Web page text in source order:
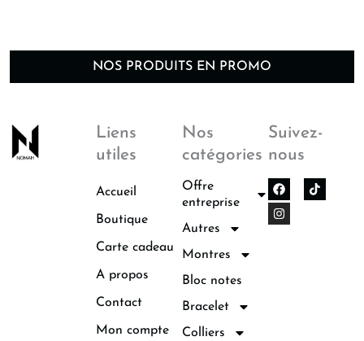
NOS PRODUITS EN PROMO
Liens
utiles
Accueil
Boutique
Carte cadeau
A propos
Contact
Mon compte
Nos
catégories
Offre
entreprise
Autres
Montres
Bloc notes
Bracelet
Colliers
Suivez-
nous
F
a
c
e
I
n
s
t